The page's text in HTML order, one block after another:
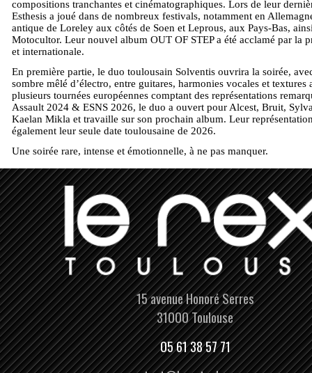
compositions tranchantes et cinématographiques. Lors de leur
Esthesis a joué dans de nombreux festivals, notamment en
antique de Loreley aux côtés de Soen et Leprous, aux Pays-Bas,
Motocultor. Leur nouvel album OUT OF STEP a été acclamé par la
et internationale.
En première partie, le duo toulousain Solventis ouvrira la soirée,
sombre mêlé d’électro, entre guitares, harmonies vocales et textures
plusieurs tournées européennes comptant des représentations
Assault 2024 & ESNS 2026, le duo a ouvert pour Alcest, Bruit,
Kaelan Mikla et travaille sur son prochain album. Leur
également leur seule date toulousaine de 2026.
Une soirée rare, intense et émotionnelle, à ne pas manquer.
15 avenue Honoré Serres
31000 Toulouse
05 61 38 57 71